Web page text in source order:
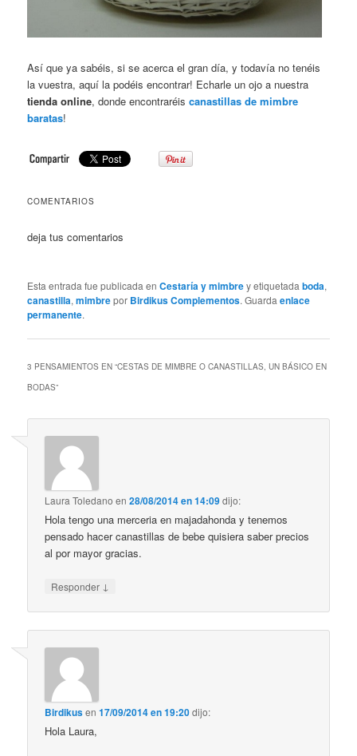
Así que ya sabéis, si se acerca el gran día, y todavía no tenéis
la vuestra, aquí la podéis encontrar! Echarle un ojo a nuestra
tienda online, donde encontraréiscanastillas de mimbre
baratas!
COMENTARIOS
deja tus comentarios
Esta entrada fue publicada enCestaría y mimbrey etiquetadaboda,
canastilla,mimbrepor Birdikus Complementos. Guardaenlace
permanente.
3 PENSAMIENTOS EN “CESTAS DE MIMBRE O CANASTILLAS, UN BÁSICO EN
BODAS”
Laura Toledano en28/08/2014 en 14:09dijo:
Hola tengo una merceria en majadahonda y tenemos
pensado hacer canastillas de bebe quisiera saber precios
al por mayor gracias.
Responder ↓
Birdikusen17/09/2014 en 19:20dijo:
Hola Laura,